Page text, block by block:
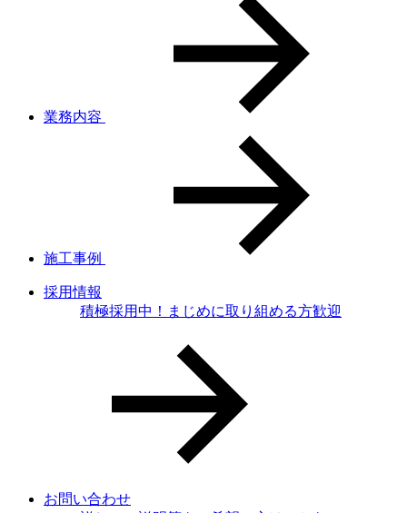
業務内容
施工事例
採用情報
積極採用中！まじめに取り組める方歓迎
お問い合わせ